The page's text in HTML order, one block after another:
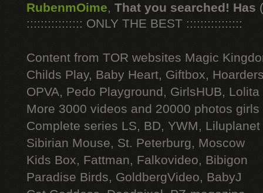
RubenmOime, That you searched! Has
:::::::::::::::: ONLY THE BEST ::::::::::::::::
Content from TOR websites Magic
Childs Play, Baby Heart, Giftbox,
OPVA, Pedo Playground, GirlsHUB, Lolita
More 3000 videos and 20000 photos
Complete series LS, BD, YWM, Liluplanet
Sibirian Mouse, St. Peterburg, Moscow
Kids Box, Fattman, Falkovideo, Bibigon
Paradise Birds, GoldbergVideo, BabyJ